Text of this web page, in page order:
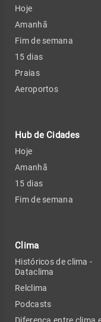
Hoje
Amanhã
Fim de semana
15 dias
Praias
Aeroportos
Hub de Cidades
Hoje
Amanhã
15 dias
Fim de semana
Clima
Históricos de clima -
Dataclima
Relclima
Podcasts
Diferença entre clima